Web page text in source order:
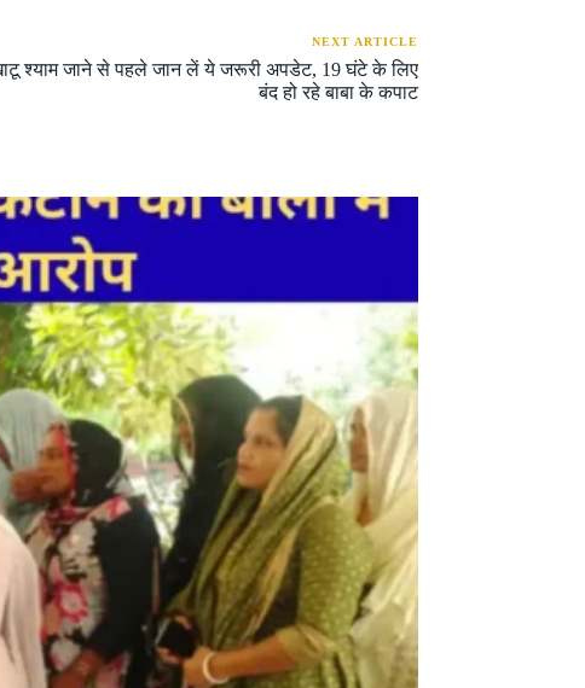
NEXT ARTICLE
श्याम जाने से पहले जान लें ये जरूरी अपडेट, 19 घंटे के लिए
बंद हो रहे बाबा के कपाट